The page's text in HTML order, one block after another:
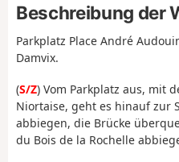
Beschreibung der
Parkplatz Place André
Damvix.
(S/Z) Vom Parkplatz aus, mit
Niortaise, geht es hinauf zur
abbiegen, die Brücke
du Bois de la Rochelle